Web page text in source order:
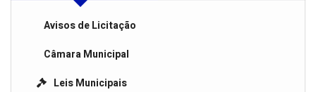
Avisos de Licitação
Câmara Municipal
Leis Municipais